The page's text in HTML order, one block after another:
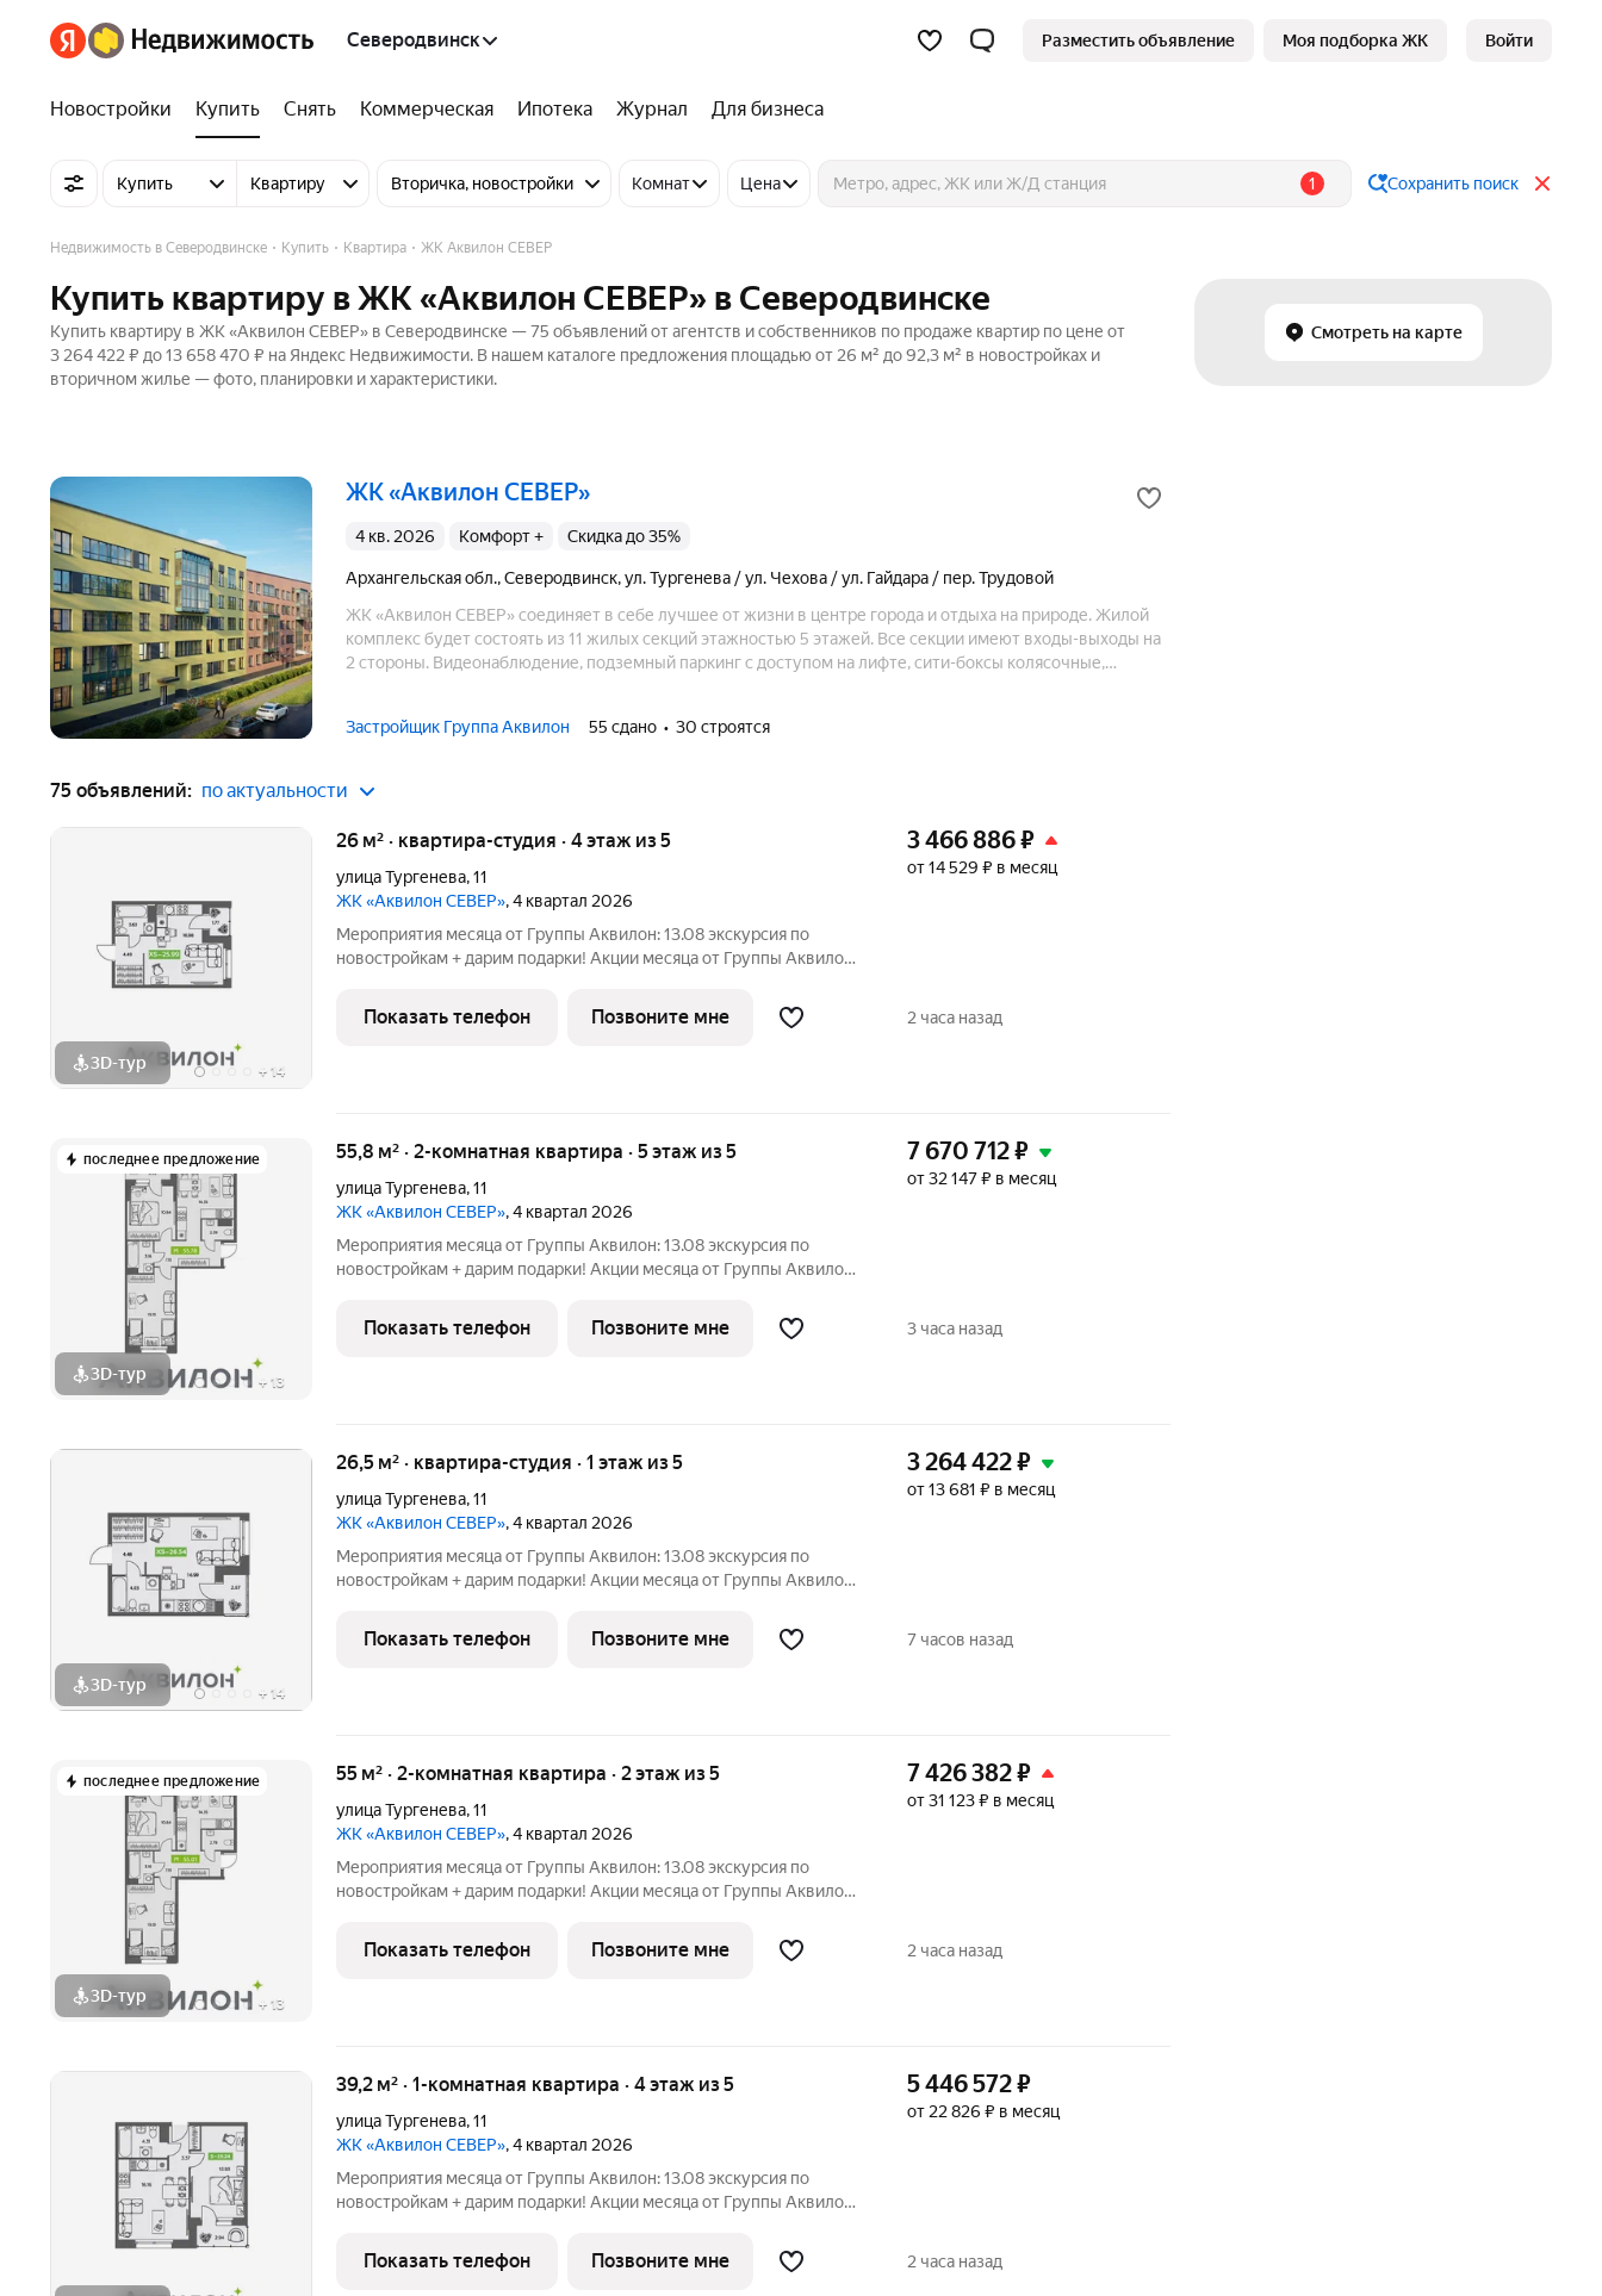
Северодвинск Разместить объявление Моя подборка ЖК Войти
Новостройки Купить Снять Коммерческая Ипотека Журнал Для бизнеса
Купить Квартиру Вторичка, новостройки Комнат Цена 1 Сохранить поиск
Смотреть на карте
Недвижимость в Северодвинске Купить Квартира ЖК Аквилон СЕВЕР
Купить квартиру в ЖК «Аквилон СЕВЕР» в Северодвинске
Купить квартиру в ЖК «Аквилон СЕВЕР» в Северодвинске — 75 объявлений от агентств и собственников по продаже квартир по цене от
3 264 422 ₽ до 13 658 470 ₽ на Яндекс Недвижимости. В нашем каталоге предложения площадью от 26 м² до 92,3 м² в новостройках и
вторичном жилье — фото, планировки и характеристики.
ЖК «Аквилон СЕВЕР»
4 кв. 2026 комфорт + Скидка до 35%
Архангельская обл.,Северодвинск,ул. Тургенева / ул. Чехова / ул. Гайдара / пер. Трудовой
ЖК «Аквилон СЕВЕР» соединяет в себе лучшее от жизни в центре города и отдыха на природе. Жилой
комплекс будет состоять из 11 жилых секций этажностью 5 этажей. Все секции имеют входы-выходы на
2 стороны. Видеонаблюдение, подземный паркинг с доступом на лифте, сити-боксы колясочные,
Застройщик Группа Аквилон
55 сдано 30 строятся
75 объявлений: по актуальности
3D-тур + 14
26 м² · квартира-студия · 4 этаж из 5
улица Тургенева,11
ЖК «Аквилон СЕВЕР», 4 квартал 2026
Мероприятия месяца от Группы Аквилон: 13.08 экскурсия по
новостройкам + дарим подарки! Акции месяца от Группы Аквилон:
августе! СКИДКИ до 1,8 млн ! Комфортные программы рассрочки
от Застройщика!
3 466 886₽
от 14 529 ₽ в месяц
Показать телефон Позвоните мне 2 часа назад
последнее предложение
3D-тур + 13
55,8 м² · 2-комнатная квартира · 5 этаж из 5
улица Тургенева,11
ЖК «Аквилон СЕВЕР», 4 квартал 2026
Мероприятия месяца от Группы Аквилон: 13.08 экскурсия по
новостройкам + дарим подарки! Акции месяца от Группы Аквилон:
августе! СКИДКИ до 1,8 млн ! Комфортные программы рассрочки
от Застройщика!
7 670 712₽
от 32 147 ₽ в месяц
Показать телефон Позвоните мне 3 часа назад
3D-тур + 14
26,5 м² · квартира-студия · 1 этаж из 5
улица Тургенева,11
ЖК «Аквилон СЕВЕР», 4 квартал 2026
Мероприятия месяца от Группы Аквилон: 13.08 экскурсия по
новостройкам + дарим подарки! Акции месяца от Группы Аквилон:
августе! СКИДКИ до 1,8 млн ! Комфортные программы рассрочки
от Застройщика!
3 264 422₽
от 13 681 ₽ в месяц
Показать телефон Позвоните мне 7 часов назад
последнее предложение
3D-тур + 13
55 м² · 2-комнатная квартира · 2 этаж из 5
улица Тургенева,11
ЖК «Аквилон СЕВЕР», 4 квартал 2026
Мероприятия месяца от Группы Аквилон: 13.08 экскурсия по
новостройкам + дарим подарки! Акции месяца от Группы Аквилон:
августе! СКИДКИ до 1,8 млн ! Комфортные программы рассрочки
от Застройщика!
7 426 382₽
от 31 123 ₽ в месяц
Показать телефон Позвоните мне 2 часа назад
39,2 м² · 1-комнатная квартира · 4 этаж из 5
улица Тургенева,11
ЖК «Аквилон СЕВЕР», 4 квартал 2026
Мероприятия месяца от Группы Аквилон: 13.08 экскурсия по
новостройкам + дарим подарки! Акции месяца от Группы Аквилон:
августе! СКИДКИ до 1,8 млн ! Комфортные программы рассрочки
от Застройщика!
5 446 572₽
от 22 826 ₽ в месяц
Показать телефон Позвоните мне 2 часа назад